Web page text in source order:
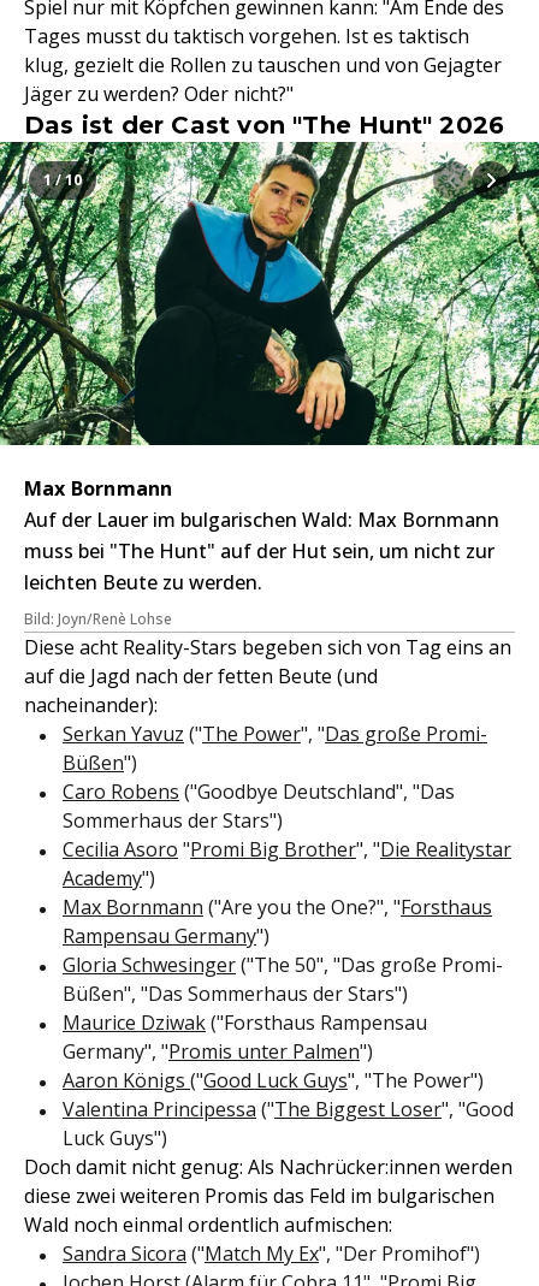
Spiel nur mit Köpfchen gewinnen kann: "Am Ende des
Tages musst du taktisch vorgehen. Ist es taktisch
klug, gezielt die Rollen zu tauschen und von Gejagter
Jäger zu werden? Oder nicht?"
Das ist der Cast von "The Hunt" 2026
Max Bornmann
Auf der Lauer im bulgarischen Wald: Max Bornmann
muss bei "The Hunt" auf der Hut sein, um nicht zur
leichten Beute zu werden.
Bild: Joyn/Renè Lohse
1 / 10
Diese acht Reality-Stars begeben sich von Tag eins an
auf die Jagd nach der fetten Beute (und
nacheinander):
Serkan Yavuz ("The Power", "Das große Promi-
Büßen")
Caro Robens ("Goodbye Deutschland", "Das
Sommerhaus der Stars")
Cecilia Asoro "Promi Big Brother", "Die Realitystar
Academy")
Max Bornmann ("Are you the One?", "Forsthaus
Rampensau Germany")
Gloria Schwesinger("The 50", "Das große Promi-
Büßen", "Das Sommerhaus der Stars")
Maurice Dziwak("Forsthaus Rampensau
Germany", "Promis unter Palmen")
Aaron Königs ("Good Luck Guys", "The Power")
Valentina Principessa ("The Biggest Loser", "Good
Luck Guys")
Doch damit nicht genug: Als Nachrücker:innen werden
diese zwei weiteren Promis das Feld im bulgarischen
Wald noch einmal ordentlich aufmischen:
Sandra Sicora ("Match My Ex", "Der Promihof")